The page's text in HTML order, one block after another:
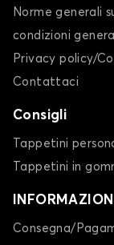
Norme generali
condizioni
Privacy policy/
Contattaci
Consigli
Tappetini
Tappetini in
Consegna/